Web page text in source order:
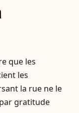
que les
les
la rue ne le
gratitude